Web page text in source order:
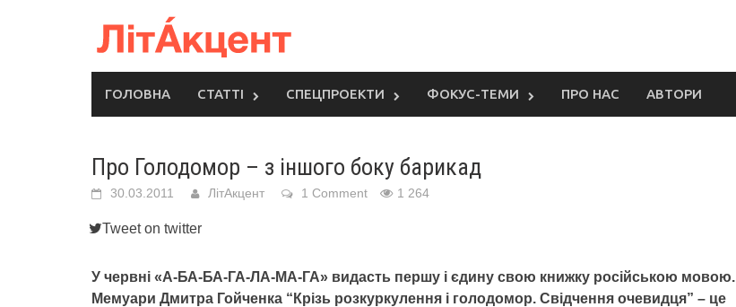
ГОЛОВНА СТАТТІ СПЕЦПРОЕКТИ ФОКУС-ТЕМИ ПРО НАС АВТОРИ
Про Голодомор – з іншого боку барикад
30.03.2011 ЛітАкцент 1 Comment 1 264
Tweet on twitter
У червні «А-БА-БА-ГА-ЛА-МА-ГА» видасть першу і єдину свою книжку російською мовою.
Мемуари Дмитра Гойченка “Крізь розкуркулення і голодомор. Свідчення очевидця” – це